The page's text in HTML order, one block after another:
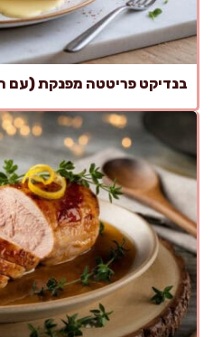
בנדיקט פריטטה מפנקת (עם